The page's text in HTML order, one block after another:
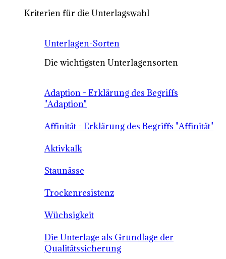
Kriterien für die Unterlagswahl
Unterlagen-Sorten
Die wichtigsten Unterlagensorten
Adaption - Erklärung des Begriffs
"Adaption"
Affinität - Erklärung des Begriffs "Affinität"
Aktivkalk
Staunässe
Trockenresistenz
Wüchsigkeit
Die Unterlage als Grundlage der
Qualitätssicherung